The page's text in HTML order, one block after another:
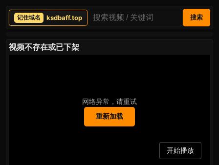
ksdbaff.top 搜索
视频不存在或已下架
网络异常，请重试
重新加载
开始播放